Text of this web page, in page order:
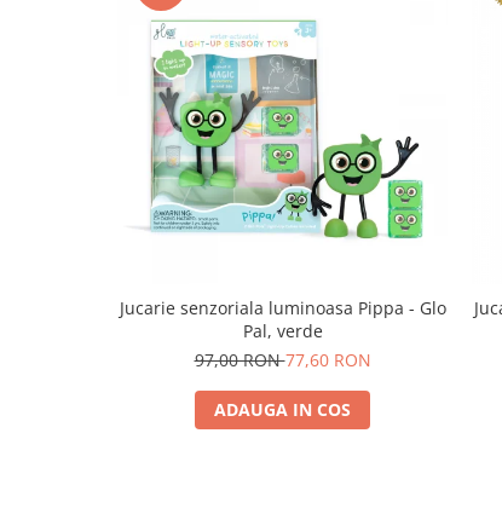
Jucarie senzoriala luminoasa Pippa - Glo
Pal, verde
97,00 RON77,60 RON
ADAUGA IN COS